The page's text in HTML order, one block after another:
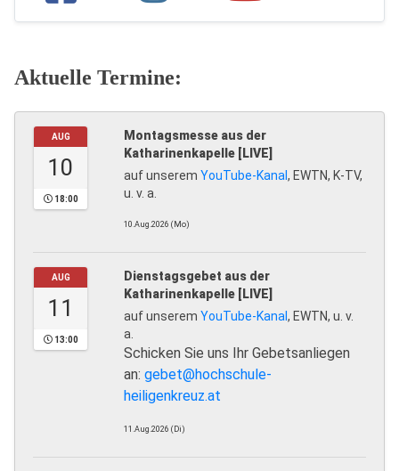
Aktuelle Termine:
AUG
10
18:00
Montagsmesse aus der
Katharinenkapelle [LIVE]
auf unserem YouTube-Kanal, EWTN, K-TV,
u. v. a.
10.Aug.2026 (Mo)
AUG
11
13:00
Dienstagsgebet aus der
Katharinenkapelle [LIVE]
auf unserem YouTube-Kanal, EWTN, u. v.
a.
Schicken Sie uns Ihr Gebetsanliegen
an: gebet@hochschule-
heiligenkreuz.at
11.Aug.2026 (Di)